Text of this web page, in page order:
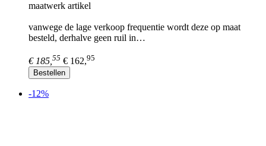
maatwerk artikel
vanwege de lage verkoop frequentie wordt deze op maat
besteld, derhalve geen ruil in…
€ 185, 55 € 162,95
Bestellen
-12%